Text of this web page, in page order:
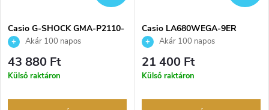
Casio G-SHOCK GMA-P2110-
7AER karóra
Akár 100 napos
visszaküldési lehetőség. Hivatalos
márkakereskedő.
43 880 Ft
Külső raktáron
Casio LA680WEGA-9ER
karóraAkár 100 napos
visszaküldési lehetőség. Hivatalos
márkakereskedő.
21 400 Ft
Külső raktáron